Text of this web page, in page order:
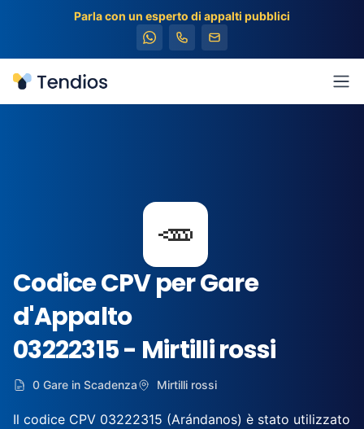
Parla con un esperto di appalti pubblici
Tendios
🥕
Codice CPV per Gare
d'Appalto
03222315 - Mirtilli rossi
0 Gare in Scadenza Mirtilli rossi
Il codice CPV 03222315 (Arándanos) è stato utilizzato